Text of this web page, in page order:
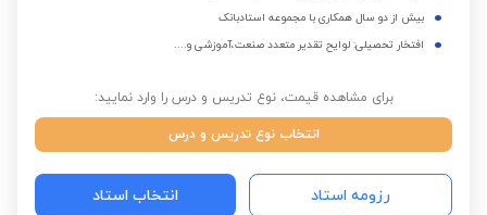
بیش از دو سال همکاری با مجموعه استادبانک
افتخار تحصیلی: لوایح تقدیر متعدد صنعت،آموزشی و....
برای مشاهده قیمت، نوع تدریس و درس را وارد نمایید:
انتخاب نوع تدریس و درس
رزومه استاد انتخاب استاد